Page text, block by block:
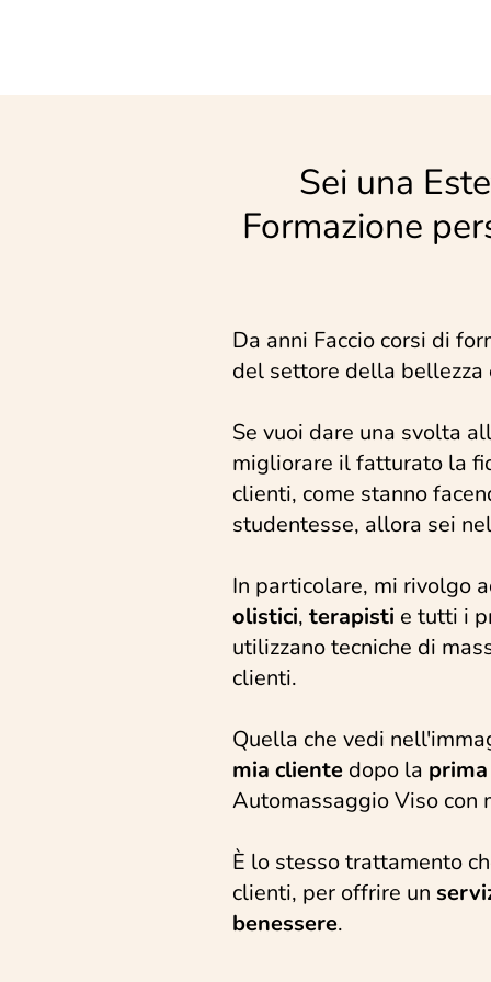
Sei una
Formazione
Da anni Faccio corsi di
del settore della bellezza
Se vuoi dare una svolta
migliorare il fatturato la
clienti, come stanno
studentesse, allora sei
In particolare, mi rivolgo
olistici, terapisti e tutti i
utilizzano tecniche di
clienti.
Quella che vedi
mia cliente dopo la
Automassaggio Viso con
È lo stesso trattamento
clienti, per offrire un
benessere.